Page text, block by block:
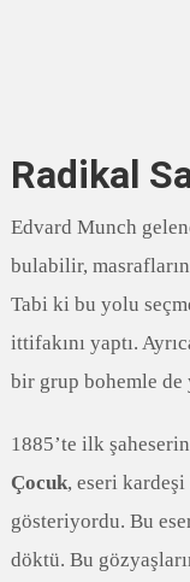
Radikal
Edvard Munch
bulabilir,
Tabi ki bu yolu
ittifakını yaptı.
bir grup bohemle de
1885’te ilk
Çocuk, eseri
gösteriyordu. Bu
döktü. Bu